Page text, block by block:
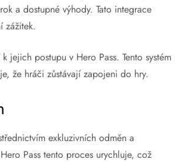
a dostupné výhody. Tato integrace
zážitek.
jejich postupu v Hero Pass. Tento systém
že hráči zůstávají zapojeni do hry.
exkluzivních odměn a
Pass tento proces urychluje, což